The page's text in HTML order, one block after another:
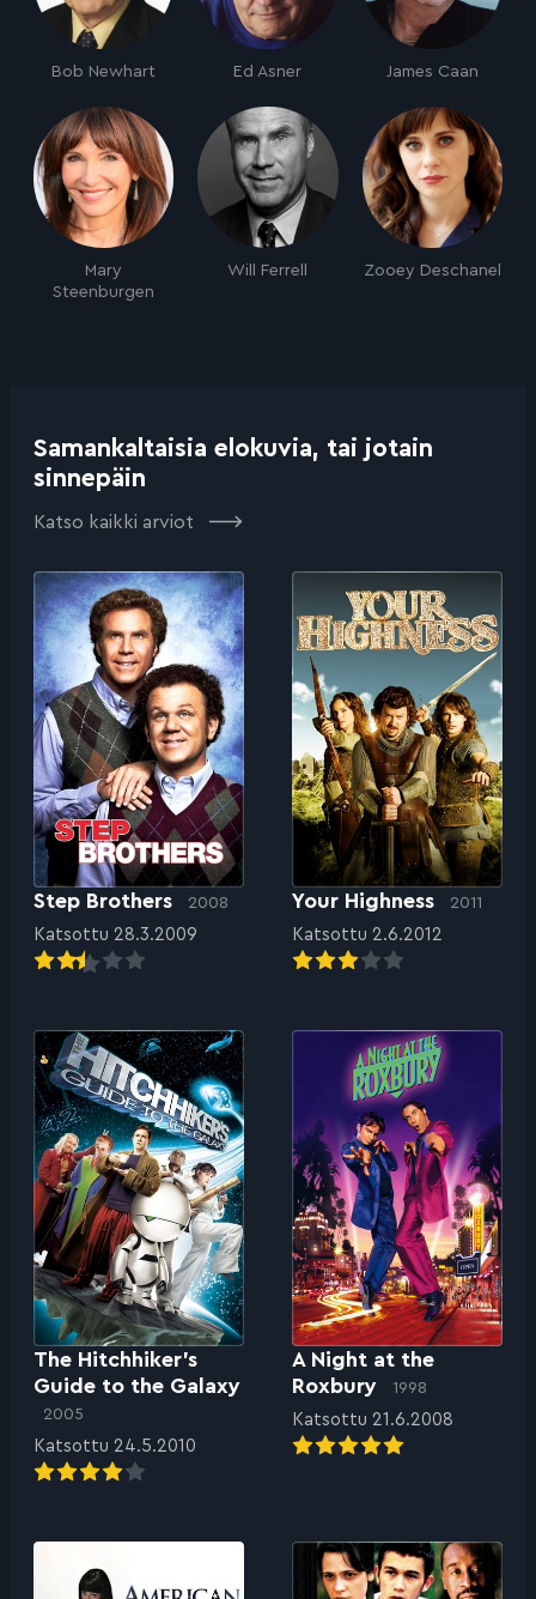
Bob Newhart Ed Asner James Caan
Mary
Steenburgen
Will Ferrell Zooey Deschanel
Samankaltaisia elokuvia, tai jotain
sinnepäin
Katso kaikki arviot
Step Brothers 2008
Katsottu 28.3.2009
Your Highness 2011
Katsottu 2.6.2012
The Hitchhiker’s
Guide to the Galaxy
2005
Katsottu 24.5.2010
A Night at the
Roxbury
1998
Katsottu 21.6.2008